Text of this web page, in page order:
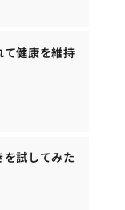
健康を維持
試してみた